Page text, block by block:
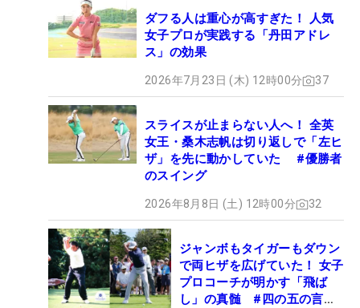
ダフる人は重心が高すぎた！ 人気
女子プロが実践する「丹田アドレ
ス」の効果
2026年7月23日 (木) 12時00分 37
スライスが止まらない人へ！ 全英
女王・桑木志帆は切り返しで「左ヒ
ザ」を先に動かしていた #優勝者
のスイング
2026年8月8日 (土) 12時00分 32
ジャンボもタイガーもダウン
で両ヒザを広げていた！ 女子
プロコーチが明かす「飛ば
し」の真髄 #四の五の言わ